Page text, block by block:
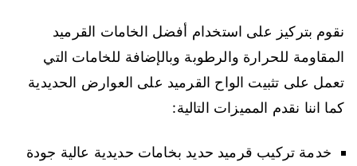
نقوم بتركيز على استخدام أفضل الخامات القرميد
المقاومة للحرارة والرطوبة وبالإضافة للخامات التي
تعمل على تثبيت الواح القرميد على العوارض الحديدية
كما اننا نقدم المميزات التالية:
خدمة تركيب قرميد حديد بخامات حديدية عالية جودة